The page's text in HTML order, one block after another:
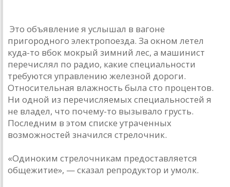
Это объявление я услышал в вагоне
пригородного электропоезда. За окном летел
куда-то вбок мокрый зимний лес, а машинист
перечислял по радио, какие специальности
требуются управлению железной дороги.
Относительная влажность была сто процентов.
Ни одной из перечисляемых специальностей я
не владел, что почему-то вызывало грусть.
Последним в этом списке утраченных
возможностей значился стрелочник.
«Одиноким стрелочникам предоставляется
общежитие», — сказал репродуктор и умолк.